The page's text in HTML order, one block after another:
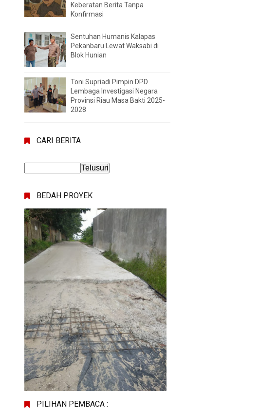
Keberatan Berita Tanpa
Konfirmasi
Sentuhan Humanis Kalapas
Pekanbaru Lewat Waksabi di
Blok Hunian
Toni Supriadi Pimpin DPD
Lembaga Investigasi Negara
Provinsi Riau Masa Bakti 2025-
2028
CARI BERITA
BEDAH PROYEK
PILIHAN PEMBACA :